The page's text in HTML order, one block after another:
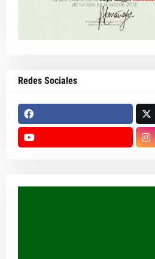
Redes Sociales